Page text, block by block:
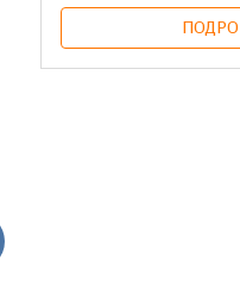
ВКонтакте